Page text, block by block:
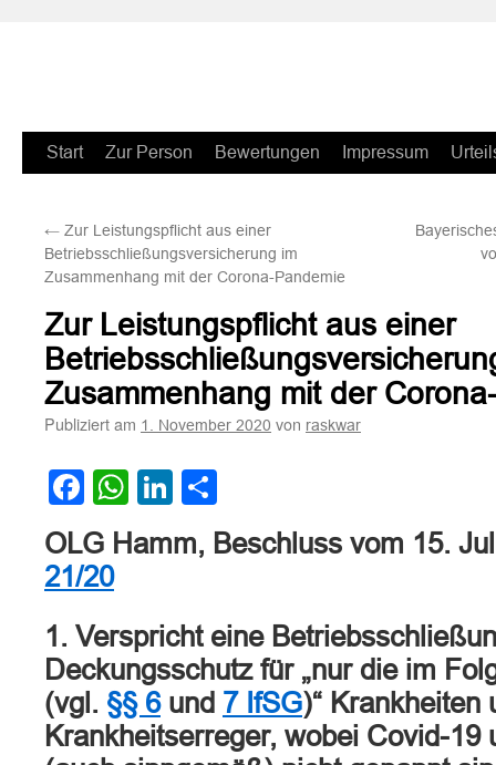
Zum
springen
Start Zur Person Bewertungen Impressum
← Zur Leistungspflicht aus einer
Betriebsschließungsversicherung im
Zusammenhang mit der Corona-Pandemie
Zur Leistungspflicht aus einer
Zusammenhang mit der
Publiziert am 1. November 2020 von raskwar
Facebook
WhatsApp
LinkedIn
OLG Hamm, Beschluss vom 15.
21/20
1. Verspricht eine
Deckungsschutz für „nur die im
(vgl. §§ 6und 7 IfSG)“ Krankheiten
Krankheitserreger, wobei Covid-19